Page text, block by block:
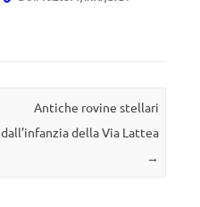
Antiche rovine stellari
dall’infanzia della Via Lattea
→